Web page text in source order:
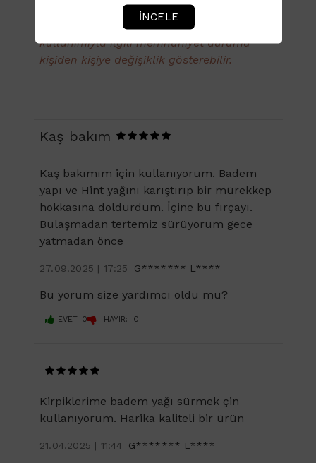
tavsiyeler genel nitelikte bilgi vermeyi
amaçlamakta olup bu kapsamda ürünlerin
kullanımıyla ilgili memnuniyet durumu
kişiden kişiye değişiklik gösterebilir.
Kaş bakım
Kaş bakımım için kullanıyorum. Badem
yapı ve Hint yağını karıştırıp bir mürekkep
hokkasına doldurdum. İçine bu fırçayı.
Bulaşmadan tertemiz sürüyorum gece
yatmadan önce
27.09.2025 | 17:25 G******* L****
Bu yorum size yardımcı oldu mu?
EVET: 0 HAYIR: 0
Kirpiklerime badem yağı sürmek çin
kullanıyorum. Harika kaliteli bir ürün
21.04.2025 | 11:44 G******* L****
İNCELE